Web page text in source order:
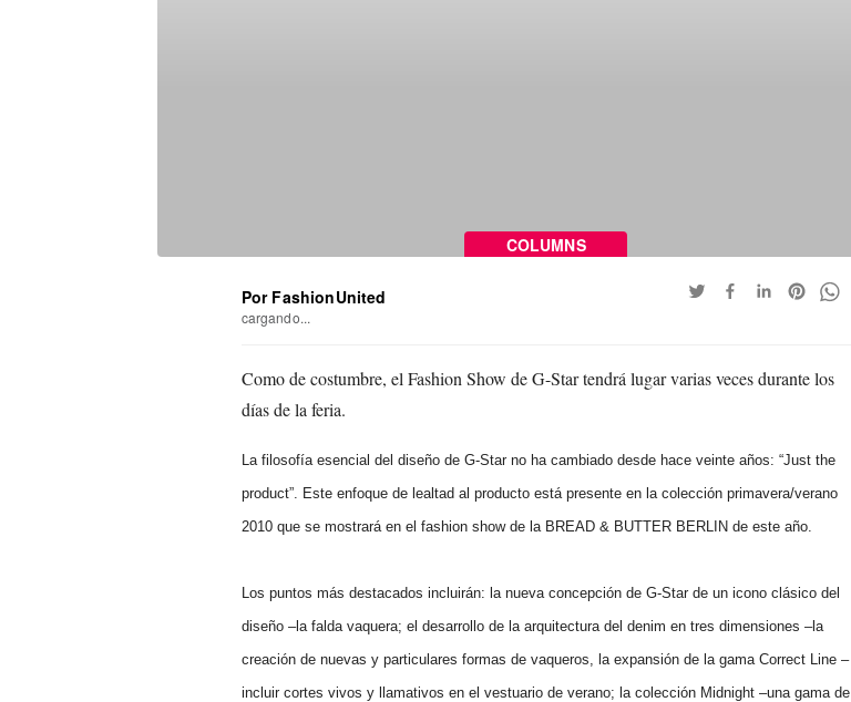
COLUMNS
Por FashionUnited
cargando...
Como de costumbre, el Fashion Show de G-Star tendrá lugar varias veces durante los
días de la feria.
La filosofía esencial del diseño de G-Star no ha cambiado desde hace veinte años: “Just the
product”. Este enfoque de lealtad al producto está presente en la colección primavera/verano
2010 que se mostrará en el fashion show de la BREAD & BUTTER BERLIN de este año.
Los puntos más destacados incluirán: la nueva concepción de G-Star de un icono clásico del
diseño –la falda vaquera; el desarrollo de la arquitectura del denim en tres dimensiones –la
creación de nuevas y particulares formas de vaqueros, la expansión de la gama Correct Line –
incluir cortes vivos y llamativos en el vestuario de verano; la colección Midnight –una gama de